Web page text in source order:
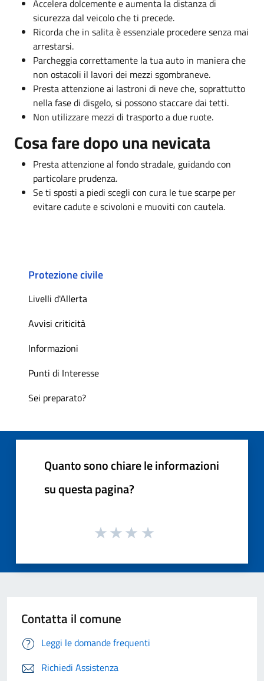
Accelera dolcemente e aumenta la distanza di
sicurezza dal veicolo che ti precede.
Ricorda che in salita è essenziale procedere senza mai
arrestarsi.
Parcheggia correttamente la tua auto in maniera che
non ostacoli il lavori dei mezzi sgombraneve.
Presta attenzione ai lastroni di neve che, soprattutto
nella fase di disgelo, si possono staccare dai tetti.
Non utilizzare mezzi di trasporto a due ruote.
Cosa fare dopo una nevicata
Presta attenzione al fondo stradale, guidando con
particolare prudenza.
Se ti sposti a piedi scegli con cura le tue scarpe per
evitare cadute e scivoloni e muoviti con cautela.
Protezione civile
Livelli d'Allerta
Avvisi criticità
Informazioni
Punti di Interesse
Sei preparato?
Quanto sono chiare le informazioni
su questa pagina?
Contatta il comune
Leggi le domande frequenti
Richiedi Assistenza